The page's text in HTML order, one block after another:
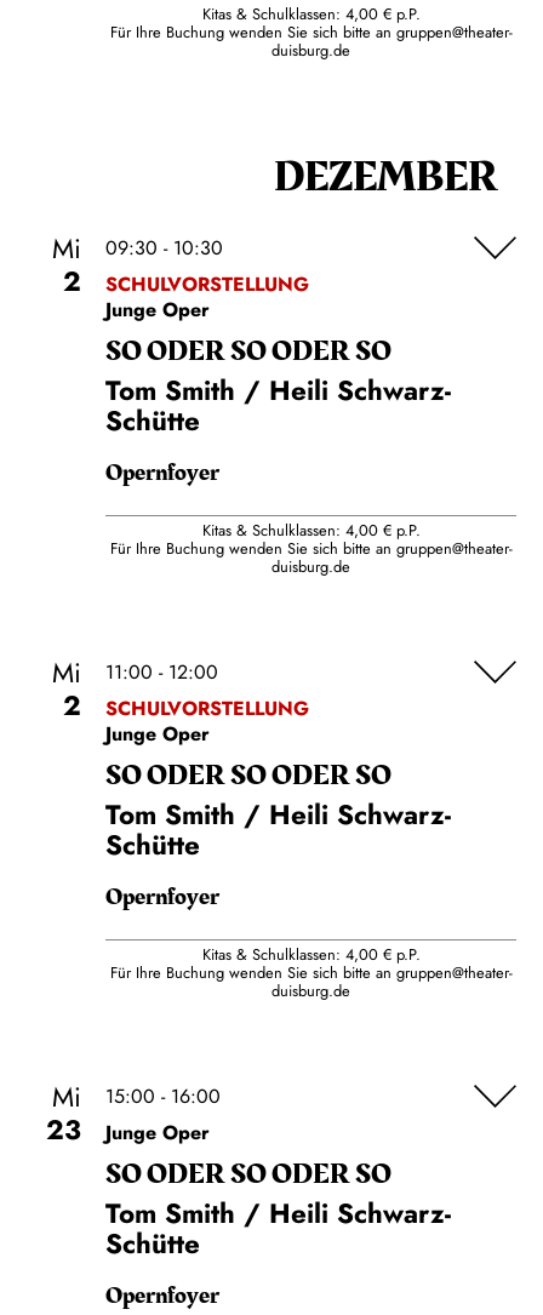
Kitas & Schulklassen: 4,00 € p.P.
Für Ihre Buchung wenden Sie sich bitte an gruppen@theater-
duisburg.de
DEZEMBER
Mi
2
09:30 - 10:30
SCHULVORSTELLUNG
Junge Oper
SO ODER SO ODER SO
Tom Smith / Heili Schwarz-
Schütte
Opernfoyer
Kitas & Schulklassen: 4,00 € p.P.
Für Ihre Buchung wenden Sie sich bitte an gruppen@theater-
duisburg.de
Mi
2
11:00 - 12:00
SCHULVORSTELLUNG
Junge Oper
SO ODER SO ODER SO
Tom Smith / Heili Schwarz-
Schütte
Opernfoyer
Kitas & Schulklassen: 4,00 € p.P.
Für Ihre Buchung wenden Sie sich bitte an gruppen@theater-
duisburg.de
Mi
23
15:00 - 16:00
Junge Oper
SO ODER SO ODER SO
Tom Smith / Heili Schwarz-
Schütte
Opernfoyer